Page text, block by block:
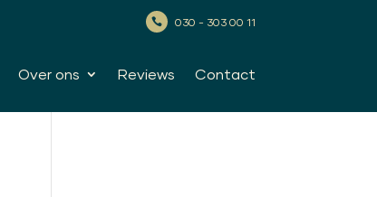
 030 - 303 00 11
Over ons Reviews Contact